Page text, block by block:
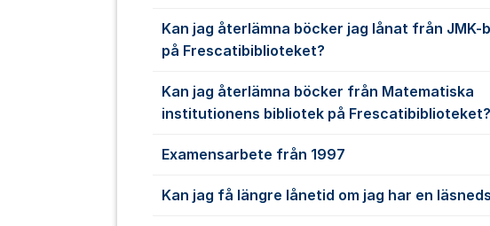
Kan jag återlämna böcker jag lånat från JMK-
på Frescatibiblioteket?
Kan jag återlämna böcker från Matematiska
institutionens bibliotek på Frescatibiblioteket?
Examensarbete från 1997
Kan jag få längre lånetid om jag har en